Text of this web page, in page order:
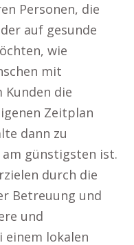
Personen, die
auf gesunde
wie
mit
die
Zeitplan
dann zu
günstigsten ist.
durch die
Betreuung und
und
einem lokalen